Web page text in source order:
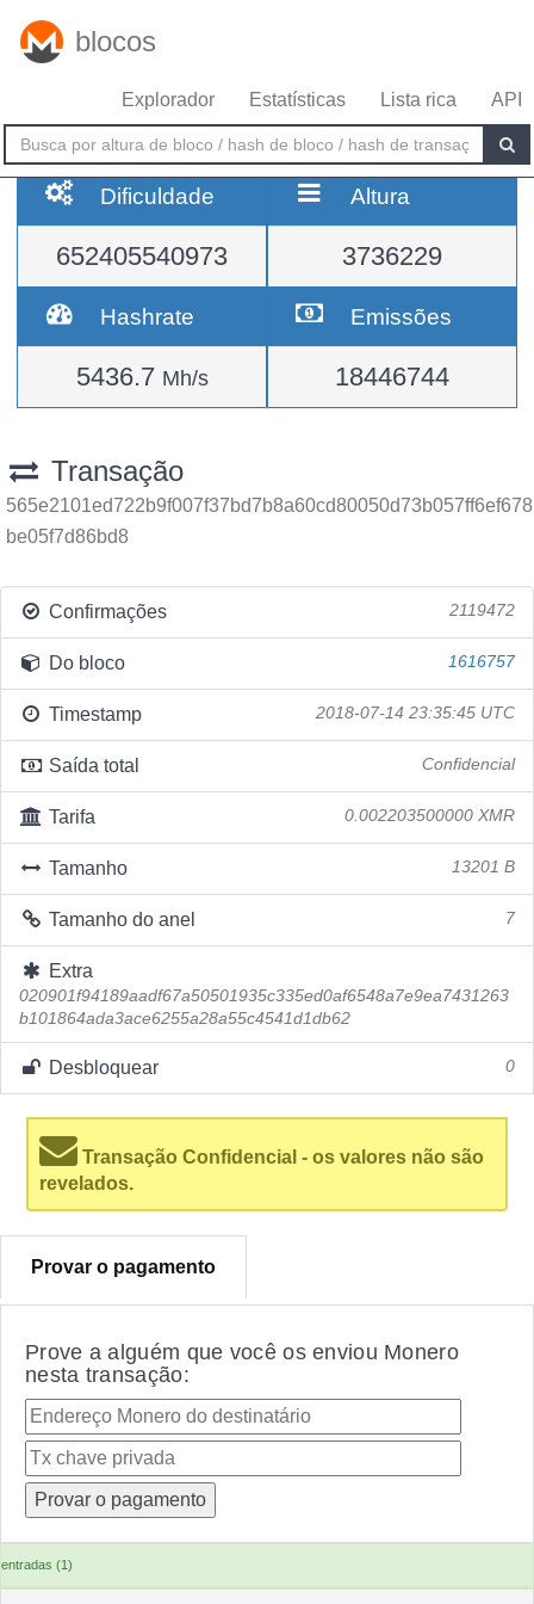
blocos
Explorador Estatísticas Lista rica API
Dificuldade
652405540973
Altura
3736229
Hashrate
5436.7 Mh/s
Emissões
18446744
Transação
565e2101ed722b9f007f37bd7b8a60cd80050d73b057ff6ef678
be05f7d86bd8
Confirmações 2119472
Do bloco 1616757
Timestamp 2018-07-14 23:35:45 UTC
Saída total Confidencial
Tarifa 0.002203500000 XMR
Tamanho 13201 B
Tamanho do anel 7
Extra
020901f94189aadf67a50501935c335ed0af6548a7e9ea7431263
b101864ada3ace6255a28a55c4541d1db62
Desbloquear 0
Transação Confidencial - os valores não são
revelados.
Provar o pagamento
Prove a alguém que você os enviou Monero
nesta transação:
entradas (1)